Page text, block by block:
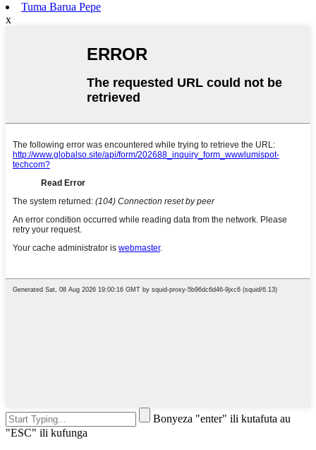
Tuma Barua Pepe
x
Bonyeza "enter" ili kutafuta au
"ESC" ili kufunga